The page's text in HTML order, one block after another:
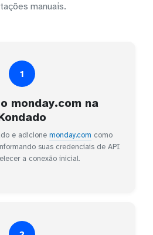
manuais.
1
monday.com na
e adicione monday.com como
suas credenciais de API
a conexão inicial.